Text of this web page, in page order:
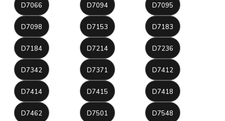
D7066 D7094 D7095
D7098 D7153 D7183
D7184 D7214 D7236
D7342 D7371 D7412
D7414 D7415 D7418
D7462 D7501 D7548